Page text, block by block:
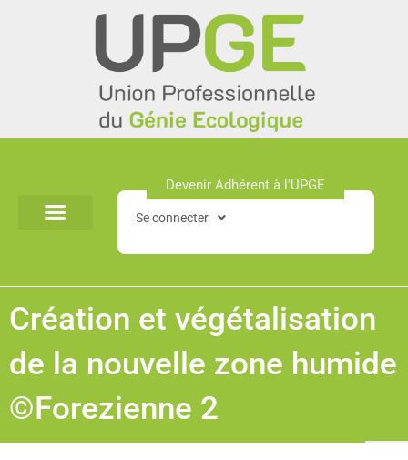
Devenir Adhérent à l'UPGE​
Se connecter
Création et végétalisation
de la nouvelle zone humide
©Forezienne 2